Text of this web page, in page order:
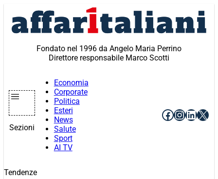
contenuto
Fondato nel 1996 da Angelo Maria Perrino
Direttore responsabile Marco Scotti
Sezioni
Economia
Corporate
Politica
Esteri
News
Salute
Sport
AI TV
Facebook
X
Tendenze